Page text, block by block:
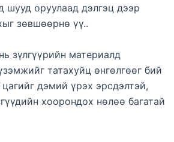
оруулаад дэлгэц дээр
зөвшөөрнө үү..
зүлгүүрийн материалд
татахуйц өнгөлгөөг бий
дэмий үрэх эрсдэлтэй,
хоорондох нөлөө багатай